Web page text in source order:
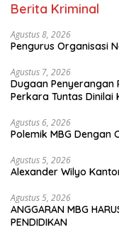
Berita Kriminal
Agustus 8, 2026
Pengurus Organisasi
Agustus 7, 2026
Dugaan Penyerangan
Perkara Tuntas Dinilai
Agustus 6, 2026
Polemik MBG Dengan
Agustus 5, 2026
Alexander Wilyo
Agustus 5, 2026
ANGGARAN MBG
PENDIDIKAN